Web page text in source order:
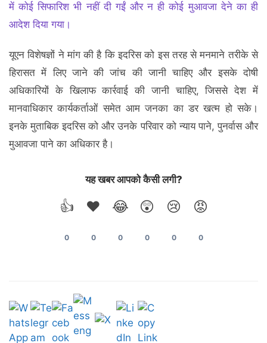
में कोई सिफारिश भी नहीं दी गईं और न ही कोई मुआवजा देने का ही
आदेश दिया गया।
यूएन विशेषज्ञों ने मांग की है कि इदरिस को इस तरह से मनमाने तरीके से
हिरासत में लिए जाने की जांच की जानी चाहिए और इसके दोषी
अधिकारियों के खिलाफ कार्रवाई की जानी चाहिए, जिससे देश में
मानवाधिकार कार्यकर्ताओं समेत आम जनका का डर खत्‍म हो सके।
इनके मुताबिक इदरिस को और उनके परिवार को न्याय पाने, पुनर्वास और
मुआवजा पाने का अधिकार है।
यह खबर आपको कैसी लगी?
👍
0
❤️
0
😂
0
😲
0
😢
0
😡
0